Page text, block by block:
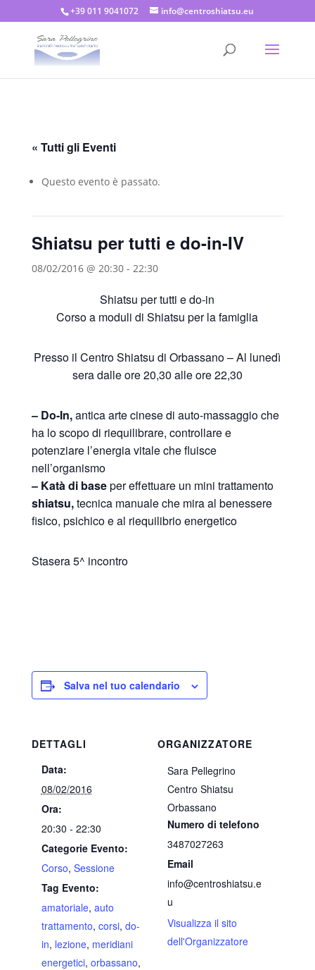
+39 011 9041072 info@centroshiatsu.eu
« Tutti gli Eventi
Questo evento è passato.
Shiatsu per tutti e do-in-IV
08/02/2016 @ 20:30- 22:30
Shiatsu per tutti e do-in
Corso a moduli di Shiatsu per la famiglia
Presso il Centro Shiatsu di Orbassano – Al lunedì
sera dalle ore 20,30 alle ore 22,30
– Do-In,antica arte cinese di auto-massaggio che
ha lo scopo di riequilibrare, controllare e
potenziare l’energia vitale che fluisce
nell’organismo
– Katà di baseper effettuare un mini trattamento
shiatsu,tecnica manuale che mira al benessere
fisico, psichico e al riequilibrio energetico
Stasera 5^ incontro
Salva nel tuo calendario
DETTAGLI
Data:
08/02/2016
Ora:
20:30 - 22:30
Categorie Evento:
Corso, Sessione
Tag Evento:
amatoriale, auto
trattamento, corsi, do-
in, lezione, meridiani
energetici, orbassano,
ORGANIZZATORE
Sara Pellegrino
Centro Shiatsu
Orbassano
Numero di telefono
3487027263
Email
info@centroshiatsu.e
u
Visualizza il sito
dell'Organizzatore